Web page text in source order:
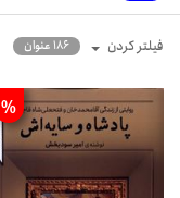
فیلتر کردن 186 عنوان
%